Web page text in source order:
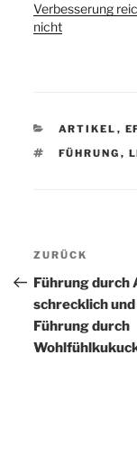
Verbesserung
nicht
ARTIKEL ,
FÜHRUNG ,
Vorheriger
Beitrag
ZURÜCK
Führung durch
schrecklich
Führung durch